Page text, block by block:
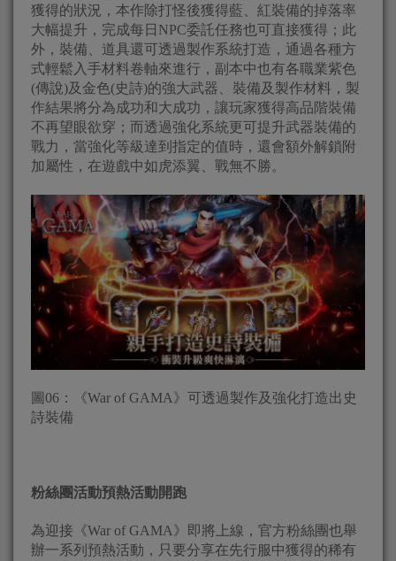
獲得的狀況，本作除打怪後獲得藍、紅裝備的掉落率
大幅提升，完成每日NPC委託任務也可直接獲得；此
外，裝備、道具還可透過製作系統打造，通過各種方
式輕鬆入手材料卷軸來進行，副本中也有各職業紫色
(傳說)及金色(史詩)的強大武器、裝備及製作材料，製
作結果將分為成功和大成功，讓玩家獲得高品階裝備
不再望眼欲穿；而透過強化系統更可提升武器裝備的
戰力，當強化等級達到指定的值時，還會額外解鎖附
加屬性，在遊戲中如虎添翼、戰無不勝。
圖06：《War of GAMA》可透過製作及強化打造出史
詩裝備
粉絲團活動預熱活動開跑
為迎接《War of GAMA》即將上線，官方粉絲團也舉
辦一系列預熱活動，只要分享在先行服中獲得的稀有